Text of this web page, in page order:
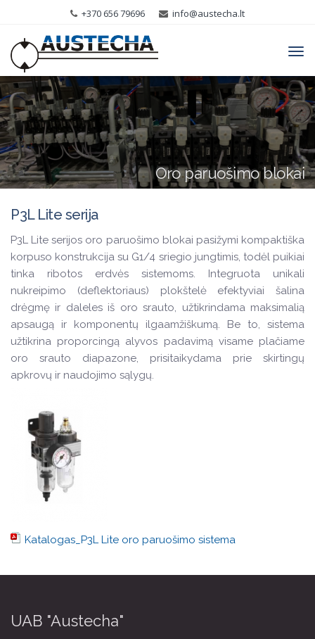
+370 656 79696 info@austecha.lt
Oro paruošimo blokai
P3L Lite serija
P3L Lite serijos oro paruošimo blokai pasižymi kompaktiška
korpuso konstrukcija su G1/4 sriegio jungtimis, todėl puikiai
tinka ribotos erdvės sistemoms. Integruota unikali
nukreipimo (deflektoriaus) plokštelė efektyviai šalina
drėgmę ir daleles iš oro srauto, užtikrindama maksimalią
apsaugą ir komponentų ilgaamžiškumą. Be to, sistema
užtikrina proporcingą alyvos padavimą visame plačiame
oro srauto diapazone, prisitaikydama prie skirtingų
apkrovų ir naudojimo sąlygų.
Katalogas_P3L Lite oro paruošimo sistema
UAB "Austecha"